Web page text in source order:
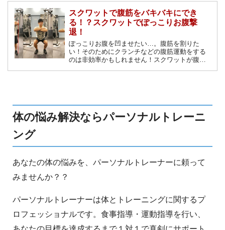
スクワットで腹筋をバキバキにでき
る！？スクワットでぽっこりお腹撃
退！
ぽっこりお腹を凹ませたい…。腹筋を割りた
い！そのためにクランチなどの腹筋運動をする
のは非効率かもしれません！スクワットが腹筋
体の悩み解決ならパーソナルトレーニ
ング
あなたの体の悩みを、パーソナルトレーナーに頼って
みませんか？？
パーソナルトレーナーは体とトレーニングに関するプ
ロフェッショナルです。食事指導・運動指導を行い、